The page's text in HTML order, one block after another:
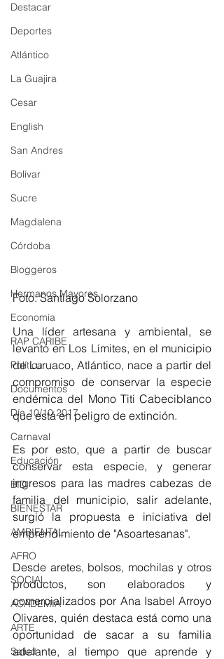
Destacar
Deportes
Atlántico
La Guajira
Cesar
English
San Andres
Bolívar
Sucre
Magdalena
Córdoba
Bloggeros
Hermanos Mayores
Economía
RAP CARIBE
Política
Documentos
Día 10/10 2017
Carnaval
Educación
BID
BIENESTAR
AMBIENTAL
AFRO
SOCIAL
ACADEMIA
ARTE
Salud
Foto: Santiago Solorzano
Una líder artesana y ambiental, se
levantó en Los Límites, en el municipio
de Luruaco, Atlántico, nace a partir del
compromiso de conservar la especie
endémica del Mono Titi Cabeciblanco
que está en peligro de extinción.
Es por esto, que a partir de buscar
conservar esta especie, y generar
ingresos para las madres cabezas de
familia del municipio, salir adelante,
surgió la propuesta e iniciativa del
emprendimiento de "Asoartesanas".
Desde aretes, bolsos, mochilas y otros
productos, son elaborados y
comercializados por Ana Isabel Arroyo
Olivares, quién destaca está como una
oportunidad de sacar a su familia
adelante, al tiempo que aprende y